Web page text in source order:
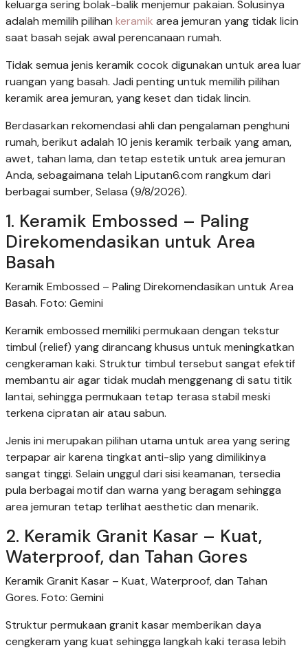
keluarga sering bolak-balik menjemur pakaian. Solusinya
adalah memilih pilihan keramik area jemuran yang tidak licin
saat basah sejak awal perencanaan rumah.
Tidak semua jenis keramik cocok digunakan untuk area luar
ruangan yang basah. Jadi penting untuk memilih pilihan
keramik area jemuran, yang keset dan tidak lincin.
Berdasarkan rekomendasi ahli dan pengalaman penghuni
rumah, berikut adalah 10 jenis keramik terbaik yang aman,
awet, tahan lama, dan tetap estetik untuk area jemuran
Anda, sebagaimana telah Liputan6.com rangkum dari
berbagai sumber, Selasa (9/8/2026).
1. Keramik Embossed – Paling
Direkomendasikan untuk Area
Basah
Keramik Embossed – Paling Direkomendasikan untuk Area
Basah. Foto: Gemini
Keramik embossed memiliki permukaan dengan tekstur
timbul (relief) yang dirancang khusus untuk meningkatkan
cengkeraman kaki. Struktur timbul tersebut sangat efektif
membantu air agar tidak mudah menggenang di satu titik
lantai, sehingga permukaan tetap terasa stabil meski
terkena cipratan air atau sabun.
Jenis ini merupakan pilihan utama untuk area yang sering
terpapar air karena tingkat anti-slip yang dimilikinya
sangat tinggi. Selain unggul dari sisi keamanan, tersedia
pula berbagai motif dan warna yang beragam sehingga
area jemuran tetap terlihat aesthetic dan menarik.
2. Keramik Granit Kasar – Kuat,
Waterproof, dan Tahan Gores
Keramik Granit Kasar – Kuat, Waterproof, dan Tahan
Gores. Foto: Gemini
Struktur permukaan granit kasar memberikan daya
cengkeram yang kuat sehingga langkah kaki terasa lebih